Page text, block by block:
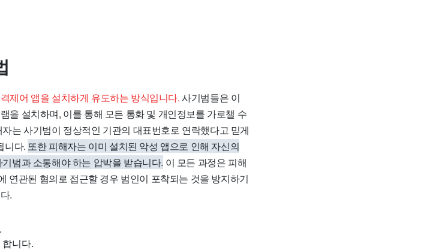
제어 앱을 설치하게 유도하는 방식입니다.사기범들은 이
을 설치하며, 이를 통해 모든 통화 및 개인정보를 가로챌 수
는 사기범이 정상적인 기관의 대표번호로 연락했다고 믿게
니다. 또한 피해자는 이미 설치된 악성 앱으로 인해 자신의
범과 소통해야 하는 압박을 받습니다. 이 모든 과정은 피해
연관된 혐의로 접근할 경우 범인이 포착되는 것을 방지하기
.
니다.